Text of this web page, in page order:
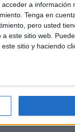
a información
Tenga en
pero usted
este sitio web.
sitio y haciendo
de
local plantea sus
las que proyecta
euros.